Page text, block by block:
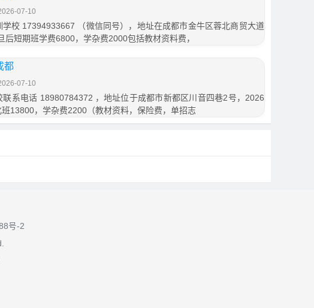
07-10
学校 17394933667 （微信同号），地址在成都市金牛区蓉北商贸大道
后短期班学费6800，学杂费2000包括教材资料费，
都
07-10
联系电话 18980784372 ，地址位于成都市新都区川音四巷2号，2026
13800，学杂费2200（教材资料，保险费，单招志
号-2